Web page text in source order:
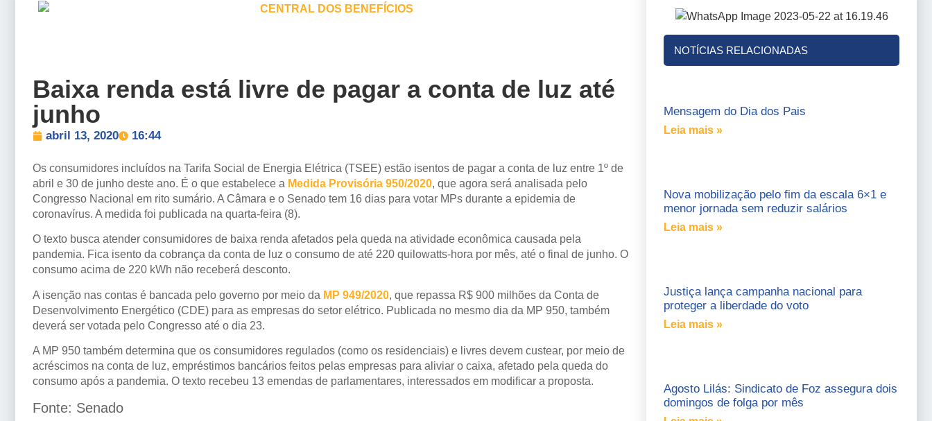
Baixa renda está livre de pagar a conta de luz até
junho
abril 13, 2020 16:44
Os consumidores incluídos na Tarifa Social de Energia Elétrica (TSEE) estão isentos de pagar a conta de luz entre 1º de
abril e 30 de junho deste ano. É o que estabelece a Medida Provisória 950/2020, que agora será analisada pelo
Congresso Nacional em rito sumário. A Câmara e o Senado tem 16 dias para votar MPs durante a epidemia de
coronavírus. A medida foi publicada na quarta-feira (8).
O texto busca atender consumidores de baixa renda afetados pela queda na atividade econômica causada pela
pandemia. Fica isento da cobrança da conta de luz o consumo de até 220 quilowatts-hora por mês, até o final de junho. O
consumo acima de 220 kWh não receberá desconto.
A isenção nas contas é bancada pelo governo por meio da MP 949/2020, que repassa R$ 900 milhões da Conta de
Desenvolvimento Energético (CDE) para as empresas do setor elétrico. Publicada no mesmo dia da MP 950, também
deverá ser votada pelo Congresso até o dia 23.
A MP 950 também determina que os consumidores regulados (como os residenciais) e livres devem custear, por meio de
acréscimos na conta de luz, empréstimos bancários feitos pelas empresas para aliviar o caixa, afetado pela queda do
consumo após a pandemia. O texto recebeu 13 emendas de parlamentares, interessados em modificar a proposta.
Fonte: Senado
NOTÍCIAS RELACIONADAS
Mensagem do Dia dos Pais
Leia mais »
Nova mobilização pelo fim da escala 6×1 e
menor jornada sem reduzir salários
Leia mais »
Justiça lança campanha nacional para
proteger a liberdade do voto
Leia mais »
Agosto Lilás: Sindicato de Foz assegura dois
domingos de folga por mês